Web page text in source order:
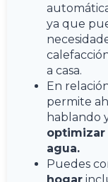
ya que
a casa.
En
permite
hablando
optimizar
agua.
Puedes